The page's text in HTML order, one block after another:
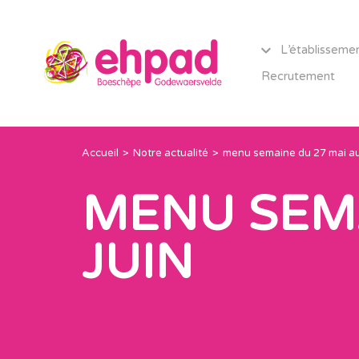
Recrutement
Accueil Notre actualité menu semaine du 27 mai
MENU
JUIN